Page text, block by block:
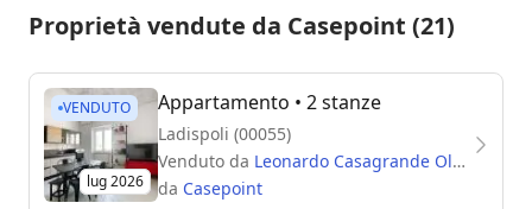
Proprietà vendute da Casepoint (21)
VENDUTO
lug 2026
Appartamento • 2 stanze
Ladispoli (00055)
Venduto da Leonardo Casagrande Oliva
da Casepoint